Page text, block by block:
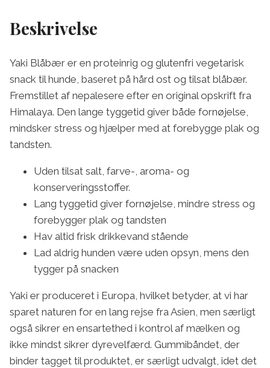
Beskrivelse
Yaki Blåbær er en proteinrig og glutenfri vegetarisk
snack til hunde, baseret på hård ost og tilsat blåbær.
Fremstillet af nepalesere efter en original opskrift fra
Himalaya. Den lange tyggetid giver både fornøjelse,
mindsker stress og hjælper med at forebygge plak og
tandsten.
Uden tilsat salt, farve-, aroma- og
konserveringsstoffer.
Lang tyggetid giver fornøjelse, mindre stress og
forebygger plak og tandsten
Hav altid frisk drikkevand stående
Lad aldrig hunden være uden opsyn, mens den
tygger på snacken
Yaki er produceret i Europa, hvilket betyder, at vi har
sparet naturen for en lang rejse fra Asien, men særligt
også sikrer en ensartethed i kontrol af mælken og
ikke mindst sikrer dyrevelfærd. Gummibåndet, der
binder tagget til produktet, er særligt udvalgt, idet det